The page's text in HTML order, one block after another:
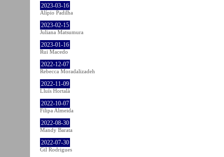
2023-03-16
Alípio Padilha
2023-02-15
Juliana Matsumura
2023-01-16
Rui Macedo
2022-12-07
Rebecca Moradalizadeh
2022-11-09
Lluís Hortalà
2022-10-07
Filipa Almeida
2022-08-30
Mandy Barata
2022-07-30
Gil Rodrigues